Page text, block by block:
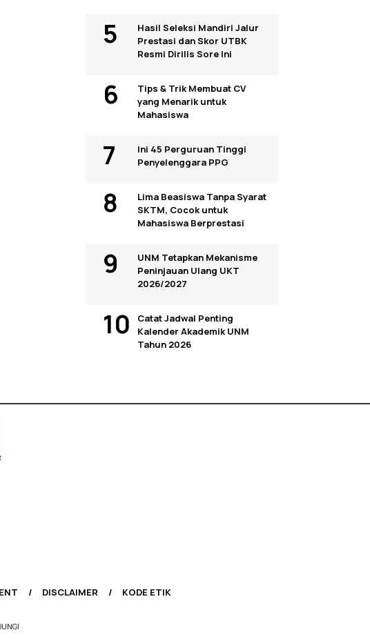
Hasil Seleksi Mandiri Jalur
Prestasi dan Skor UTBK
Resmi Dirilis Sore Ini
Tips & Trik Membuat CV
yang Menarik untuk
Mahasiswa
Ini 45 Perguruan Tinggi
Penyelenggara PPG
Lima Beasiswa Tanpa Syarat
SKTM, Cocok untuk
Mahasiswa Berprestasi
UNM Tetapkan Mekanisme
Peninjauan Ulang UKT
2026/2027
Catat Jadwal Penting
Kalender Akademik UNM
Tahun 2026
DISCLAIMER KODE ETIK